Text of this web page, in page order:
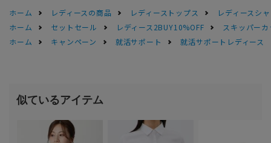
ホーム レディースの商品 レディーストップス
レディースシ
ホーム
セットセール レディース2BUY10%OFF
スキッパー
ホーム
キャンペーン 就活サポート 就活サポートレディース